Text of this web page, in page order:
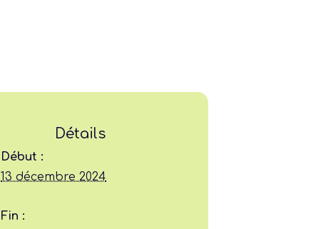
Détails
Début :
13 décembre 2024
Fin :